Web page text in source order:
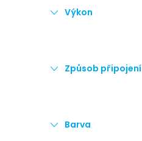
e Výkon
Barva
Způsob připojení